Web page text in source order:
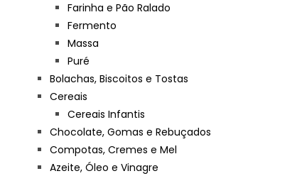
Farinha e Pão Ralado
Fermento
Massa
Puré
Bolachas, Biscoitos e Tostas
Cereais
Cereais Infantis
Chocolate, Gomas e Rebuçados
Compotas, Cremes e Mel
Azeite, Óleo e Vinagre